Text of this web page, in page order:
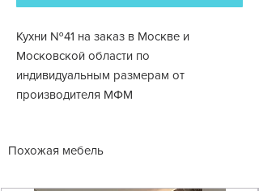
Кухни №41 на заказ в Москве и
Московской области по
индивидуальным размерам от
производителя МФМ
Похожая мебель